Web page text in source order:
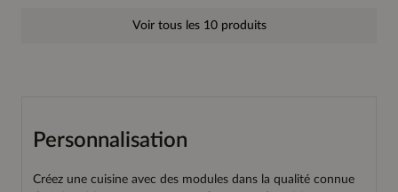
Voir tous les 10 produits
Personnalisation
Créez une cuisine avec des modules dans la qualité connue